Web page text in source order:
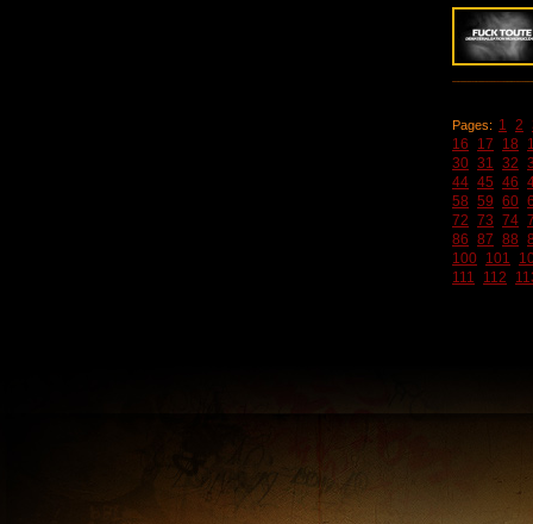
Pages: 1 2
16
17 18
30 31 32
44 45 46
58 59 60
72 73 74
86 87 88
100 101
111
112